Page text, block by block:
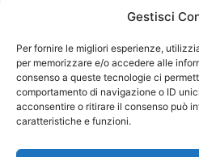
Gestisci
Per fornire le migliori esperienze,
per memorizzare e/o accedere alle
consenso a queste tecnologie ci
comportamento di navigazione o ID
acconsentire o ritirare il consenso può
caratteristiche e funzioni.
Federazione Nazionale
codice fiscale
Responsabile sito internet